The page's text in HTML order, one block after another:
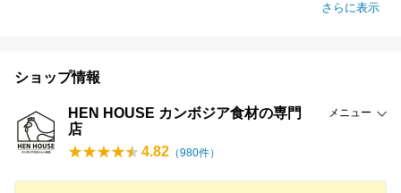
さらに表示
ショップ情報
HEN HOUSE カンボジア食材の専門
店
メニュー
4.82 （980件）